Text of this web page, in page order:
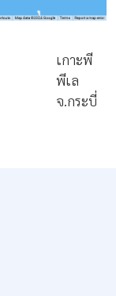
เกาะพี
พีเล
จ.กระบี่